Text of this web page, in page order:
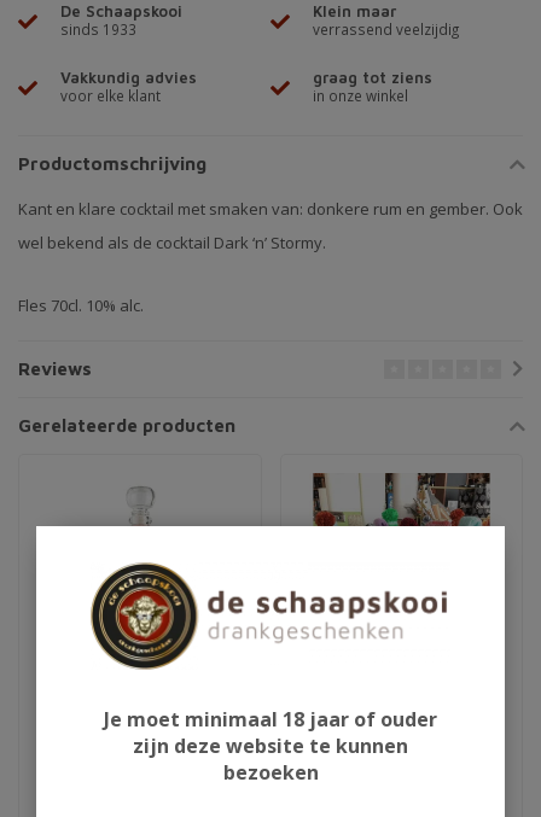
De Schaapskooi
sinds 1933
Klein maar
verrassend veelzijdig
Vakkundig advies
voor elke klant
graag tot ziens
in onze winkel
Productomschrijving
Kant en klare cocktail met smaken van: donkere rum en gember. Ook
wel bekend als de cocktail Dark ‘n’ Stormy.
Fles 70cl. 10% alc.
Reviews
Gerelateerde producten
Aura Teranino
Schlaapmutske uit
Woensdrecht
Je moet minimaal 18 jaar of ouder
zijn deze website te kunnen
bezoeken